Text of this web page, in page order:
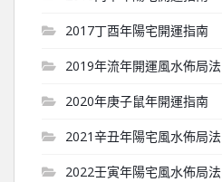
2017丁酉年陽宅開運指南
2019年流年開運風水佈局法
2020年庚子鼠年開運指南
2021辛丑年陽宅風水佈局法
2022壬寅年陽宅風水佈局法